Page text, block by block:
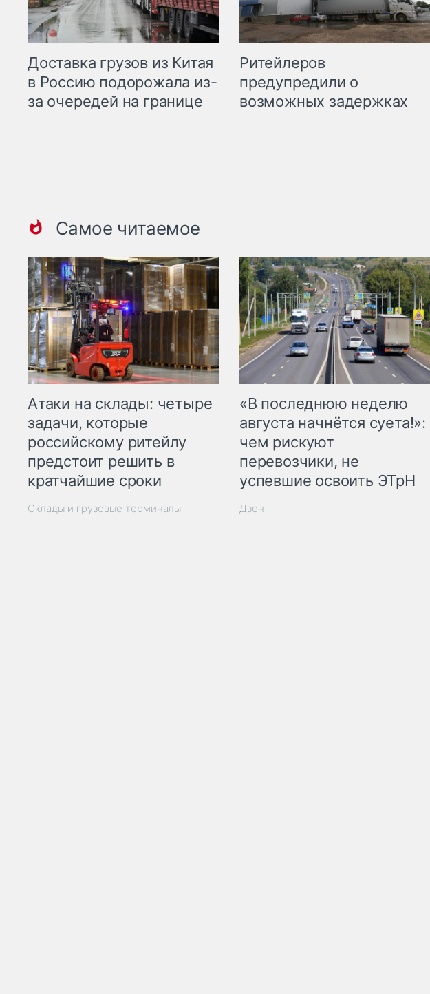
Доставка грузов из Китая
в Россию подорожала из-
за очередей на границе
Ритейлеров
предупредили о
возможных задержках
Самое читаемое
Атаки на склады: четыре
задачи, которые
российскому ритейлу
предстоит решить в
кратчайшие сроки
Склады и грузовые терминалы
«В последнюю неделю
августа начнётся суета!»:
чем рискуют
перевозчики, не
успевшие освоить ЭТрН
Дзен